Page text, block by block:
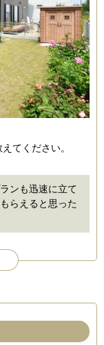
てください。
ンも迅速に立て
らえると思った